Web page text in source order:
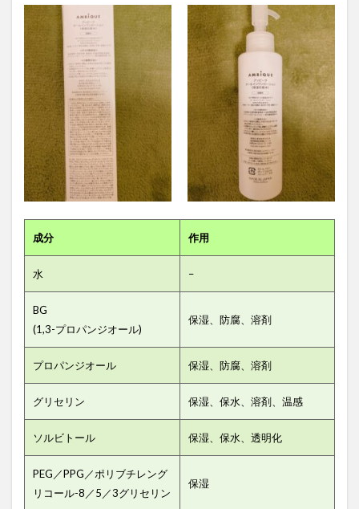
成分 作用
水 –
BG
(1,3-プロパンジオール)
保湿、防腐、溶剤
プロパンジオール 保湿、防腐、溶剤
グリセリン 保湿、保水、溶剤、温感
ソルビトール 保湿、保水、透明化
PEG／PPG／ポリブチレング
リコール-8／5／3グリセリン
保湿